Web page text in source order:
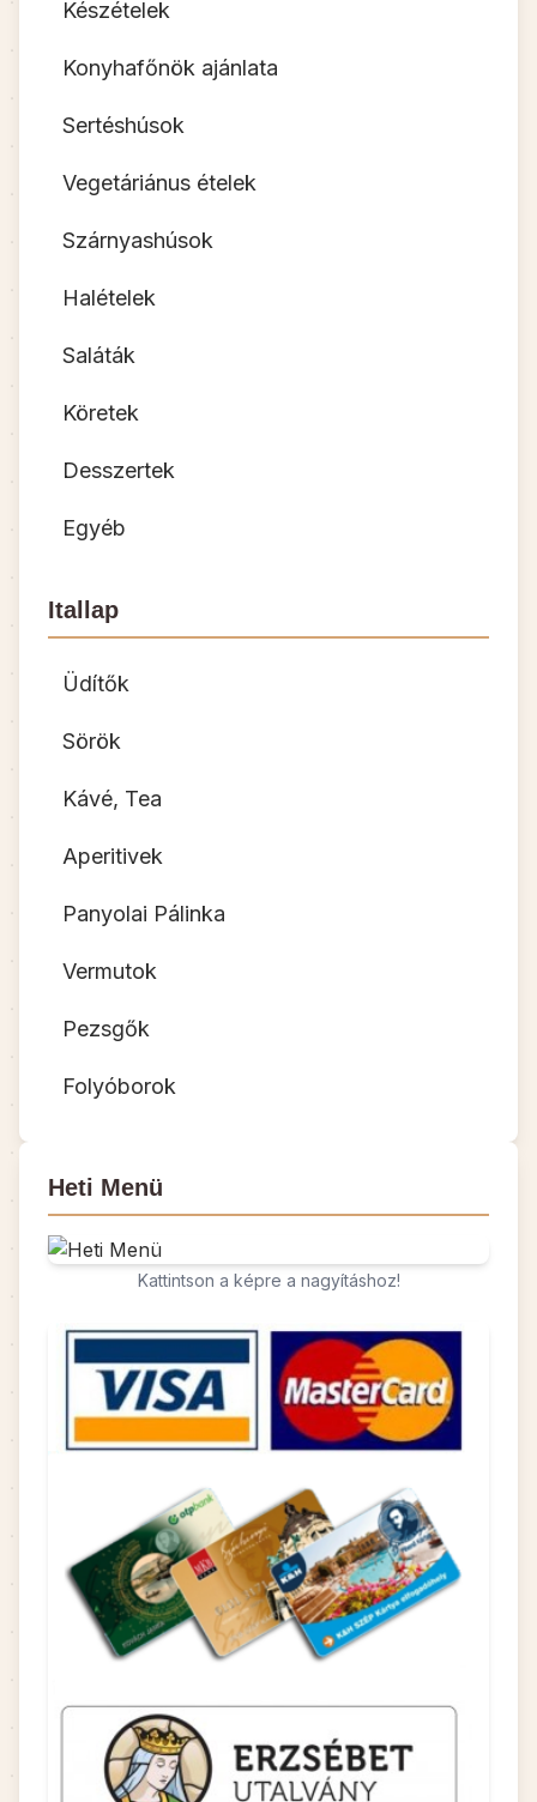
Készételek
Konyhafőnök ajánlata
Sertéshúsok
Vegetáriánus ételek
Szárnyashúsok
Halételek
Saláták
Köretek
Desszertek
Egyéb
Itallap
Üdítők
Sörök
Kávé, Tea
Aperitivek
Panyolai Pálinka
Vermutok
Pezsgők
Folyóborok
Heti Menü
Kattintson a képre a nagyításhoz!